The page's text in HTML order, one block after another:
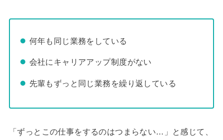
何年も同じ業務をしている
会社にキャリアアップ制度がない
先輩もずっと同じ業務を繰り返している
「ずっとこの仕事をするのはつまらない…」と感じて、